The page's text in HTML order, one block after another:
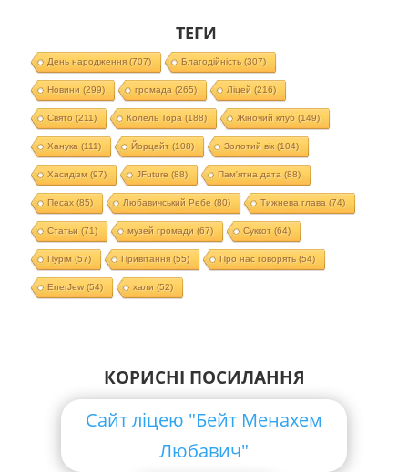
ТЕГИ
День народження(707) Благодійність (307)
Новини (299) громада (265) Ліцей (216)
Свято (211) Колель Тора (188) Жіночий клуб (149)
Ханука (111) Йорцайт (108) Золотий вік(104)
Хасидізм (97) JFuture (88) Пам'ятна дата (88)
Песах(85) Любавичський Ребе (80) Тижнева глава (74)
Статьи (71) музей громади (67) Суккот (64)
Пурім (57) Привітання(55) Про нас говорять (54)
EnerJew(54) хали (52)
КОРИСНІ ПОСИЛАННЯ
Сайт ліцею "Бейт Менахем
Любавич"